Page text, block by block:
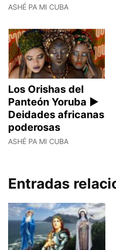
ASHÉ PA MI CUBA
Los Orishas del
Panteón Yoruba ►
Deidades africanas
poderosas
ASHÉ PA MI CUBA
Entradas